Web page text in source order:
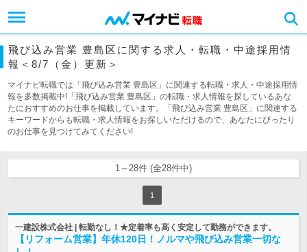
飛び込み営業 豊島区に関する求人・転職・中途採用情
報＜8/7（金）更新＞
マイナビ転職では「飛び込み営業 豊島区」に関連する転職・求人・中途採用情
報を多数掲載中!「飛び込み営業 豊島区」の転職・求人情報を探しているあな
たにおすすめのお仕事を掲載しています。「飛び込み営業 豊島区」に関連する
キーワードからも転職・求人情報をお探しいただけるので、あなたにぴったり
のお仕事を見つけてみてください!
1～28件 (全28件中)
1
一建設株式会社 | 転勤なし！★定着率も高く安定して勤務ができます。
【リフォーム営業】年休120日！ノルマや飛び込み営業一切な